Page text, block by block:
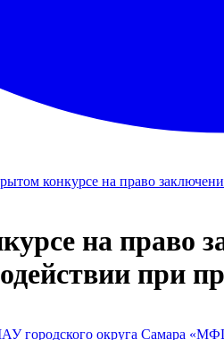
конкурсе на право
на право
при
городского округа Самара